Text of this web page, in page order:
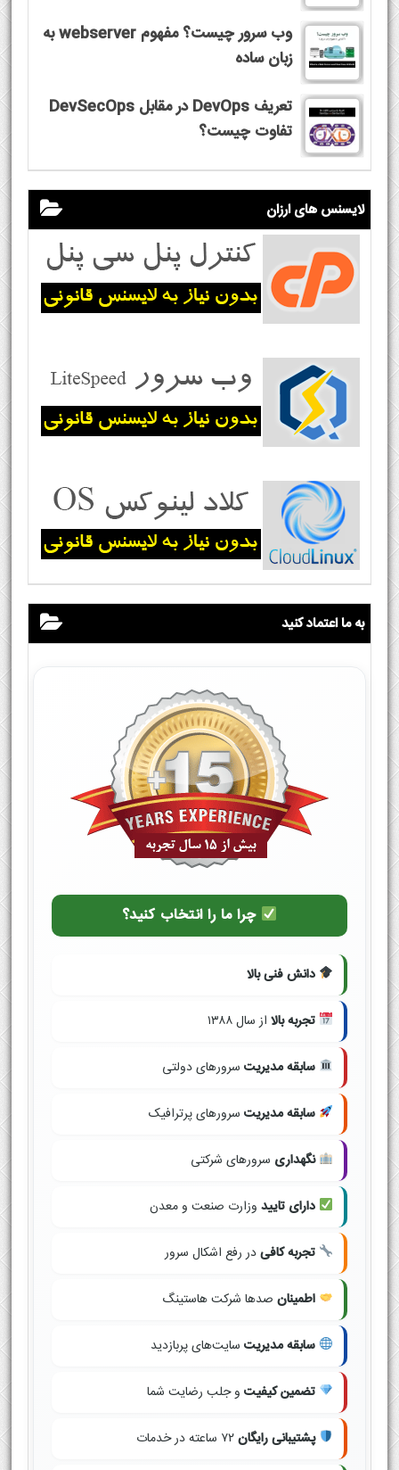
وب سرور چیست؟ مفهوم webserver به
زبان ساده
تعریف DevOps در مقابل DevSecOps
تفاوت چیست؟
لایسنس های ارزان
به ما اعتماد کنید
چرا ما را انتخاب کنید؟
دانش فنی بالا
تجربه بالا از سال ۱۳۸۸
سابقه مدیریت سرورهای دولتی
سابقه مدیریت سرورهای پرترافیک
نگهداری سرورهای شرکتی
دارای تایید وزارت صنعت و معدن
تجربه کافیدر رفع اشکال سرور
اطمینان صدها شرکت هاستینگ
سابقه مدیریت سایت‌های پربازدید
تضمین کیفیت و جلب رضایت شما
پشتیبانی رایگان۷۲ ساعته در خدمات